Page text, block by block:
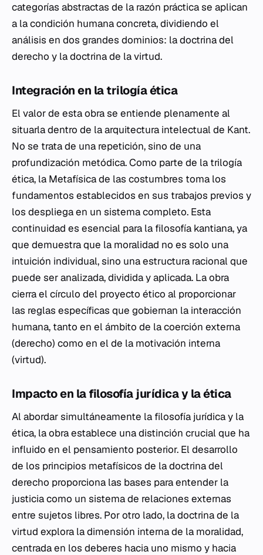
categorías abstractas de la razón práctica se aplican
a la condición humana concreta, dividiendo el
análisis en dos grandes dominios: la doctrina del
derecho y la doctrina de la virtud.
Integración en la trilogía ética
El valor de esta obra se entiende plenamente al
situarla dentro de la arquitectura intelectual de Kant.
No se trata de una repetición, sino de una
profundización metódica. Como parte de la trilogía
ética, la Metafísica de las costumbres toma los
fundamentos establecidos en sus trabajos previos y
los despliega en un sistema completo. Esta
continuidad es esencial para la filosofía kantiana, ya
que demuestra que la moralidad no es solo una
intuición individual, sino una estructura racional que
puede ser analizada, dividida y aplicada. La obra
cierra el círculo del proyecto ético al proporcionar
las reglas específicas que gobiernan la interacción
humana, tanto en el ámbito de la coerción externa
(derecho) como en el de la motivación interna
(virtud).
Impacto en la filosofía jurídica y la ética
Al abordar simultáneamente la filosofía jurídica y la
ética, la obra establece una distinción crucial que ha
influido en el pensamiento posterior. El desarrollo
de los principios metafísicos de la doctrina del
derecho proporciona las bases para entender la
justicia como un sistema de relaciones externas
entre sujetos libres. Por otro lado, la doctrina de la
virtud explora la dimensión interna de la moralidad,
centrada en los deberes hacia uno mismo y hacia